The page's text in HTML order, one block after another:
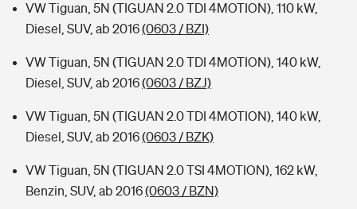
VW Tiguan, 5N (TIGUAN 2.0 TDI 4MOTION), 110 kW,
Diesel, SUV, ab 2016(0603 / BZI)
VW Tiguan, 5N (TIGUAN 2.0 TDI 4MOTION), 140 kW,
Diesel, SUV, ab 2016(0603 / BZJ)
VW Tiguan, 5N (TIGUAN 2.0 TDI 4MOTION), 140 kW,
Diesel, SUV, ab 2016(0603 / BZK)
VW Tiguan, 5N (TIGUAN 2.0 TSI 4MOTION), 162 kW,
Benzin, SUV, ab 2016(0603 / BZN)